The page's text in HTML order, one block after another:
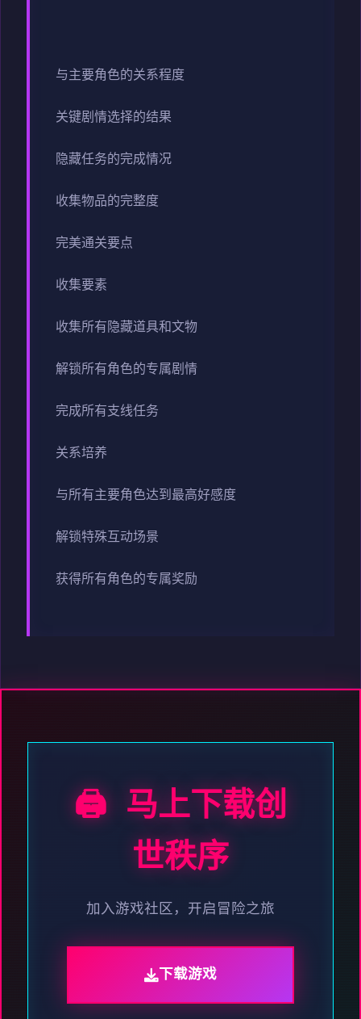
与主要角色的关系程度
关键剧情选择的结果
隐藏任务的完成情况
收集物品的完整度
完美通关要点
收集要素
收集所有隐藏道具和文物
解锁所有角色的专属剧情
完成所有支线任务
关系培养
与所有主要角色达到最高好感度
解锁特殊互动场景
获得所有角色的专属奖励
🖨️ 马上下载创
世秩序
加入游戏社区，开启冒险之旅
下载游戏